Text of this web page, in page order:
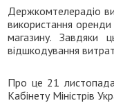
Держкомтелерадіо
використання
магазину. Завдяки
відшкодування
Про це 21 листопада
Кабінету Міністрів